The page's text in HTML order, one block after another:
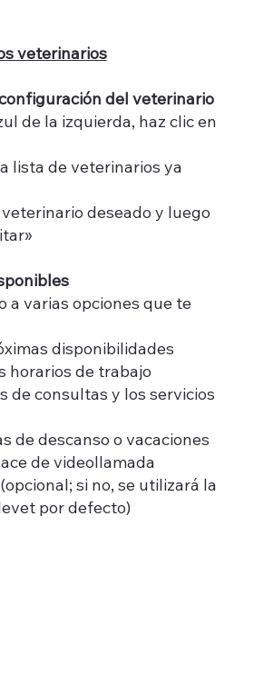
veterinarios
del veterinario
de la izquierda, haz clic en
lista de veterinarios ya
veterinario deseado y luego
a varias opciones que te
disponibilidades
horarios de trabajo
de consultas y los servicios
de descanso o vacaciones
de videollamada
si no, se utilizará la
por defecto)